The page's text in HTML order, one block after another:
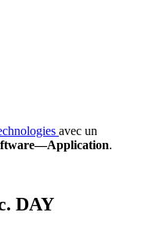
avec un
.
DAY